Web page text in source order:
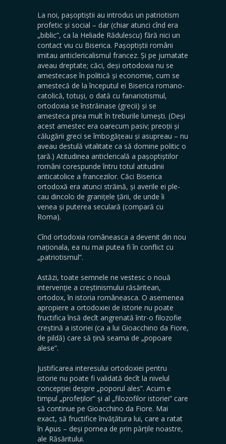
La noi, pașoptiștii au introdus un patriotism
profetic și social – dar (chiar atunci cînd era
„biblic”, ca la Heliade Rădulescu) fără nici un
contact viu cu Biserica. Pașoptiștii români
imitau anticlericalismul francez. Și pe juma­tate
aveau dreptate; căci, deși ortodoxia nu se
amestecase în politică și economie, cum se
amestecă de la începutul ei Biserica romano-
catolică, totuși, o dată cu fanariotis­mul,
ortodoxia se înstrăinase (grecii) și se
amesteca prea mult în treburile lumești. (Deși
acest amestec era oare­cum pasiv; preoții și
călugării greci se îmbogățeau și asu­preau – nu
aveau destulă vitalitate ca să domine politic o
țară.) Atitudinea anticlericală a pașoptiștilor
români co­respunde întru totul atitudinii
anticatolice a francezilor. Căci Biserica
ortodoxă era atunci străină, și averile ei ple­
cau dincolo de granițele țării, de unde îi
venea și puterea seculară (compară cu
Roma).
Cînd ortodoxia româneasca a devenit din nou
națio­nala, ea nu mai putea fi în conflict cu
„patriotismul”.
Astăzi, toate semnele ne vestesc o nouă
intervenție a creștinismului răsăritean,
ortodox, în istoria româneasca. O asemenea
apropiere a ortodoxiei de istorie nu poa­te
fructifica însă decît angrenată într-o filozofie
creștină a istoriei (ca a lui Gioacchino da Fiore,
de pildă) care să țină seama de „popoare
alese”.
Justificarea interesului ortodoxiei pentru
istorie nu poa­te fi validată decît la nivelul
concepției despre „poporul ales”. Acum e
timpul „profeților” și al „filozofilor istoriei” care
să continue pe Gioacchino da Fiore. Mai
exact, să fructifice învățătura lui, care a ratat
în Apus – deși por­nea de prin părțile noastre,
ale Răsăritului.